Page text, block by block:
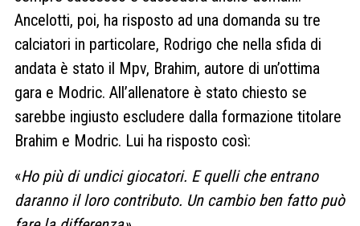
Ancelotti, poi, ha risposto ad una domanda su tre
calciatori in particolare, Rodrigo che nella sfida di
andata è stato il Mpv, Brahim, autore di un’ottima
gara e Modric. All’allenatore è stato chiesto se
sarebbe ingiusto escludere dalla formazione titolare
Brahim e Modric. Lui ha risposto così:
«Ho più di undici giocatori. E quelli che entrano
daranno il loro contributo. Un cambio ben fatto può